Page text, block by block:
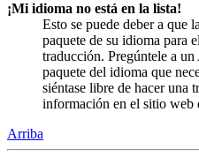
¡Mi idioma no está en la lista!
Esto se puede deber a que
paquete de su idioma para
traducción. Pregúntele a
paquete del idioma que
siéntase libre de hacer una
información en el sitio web
Arriba